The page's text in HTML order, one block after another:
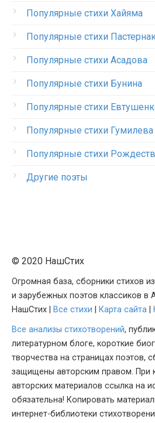
Популярные стихи Хайяма
Популярные стихи
Популярные стихи Асадова
Популярные стихи Бунина
Популярные стихи
Популярные стихи Гумилева
Популярные стихи
Другие поэты
© 2020 НашСтих
Огромная база, сборники стихов
и зарубежных поэтов классиков в
НашСтих |
Все стихи Карта сайта
Все анализы стихотворений,
литературном блоге, короткие
творчества на страницах поэтов,
защищены авторским правом. При
авторских материалов ссылка на
обязательна! Копировать
интернет-библиотеки